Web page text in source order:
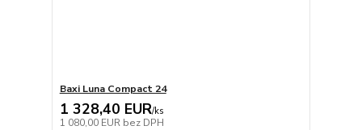
Baxi Luna Compact 24
1 328,40 EUR/ks
1 080,00 EUR bez DPH